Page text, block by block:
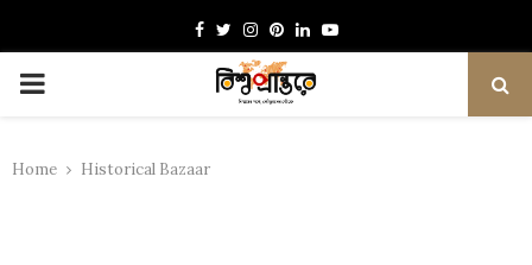
Facebook
TwitterInstagram
Pinterest
LinkedinYoutube
PRIMARY
Home Historical Bazaar